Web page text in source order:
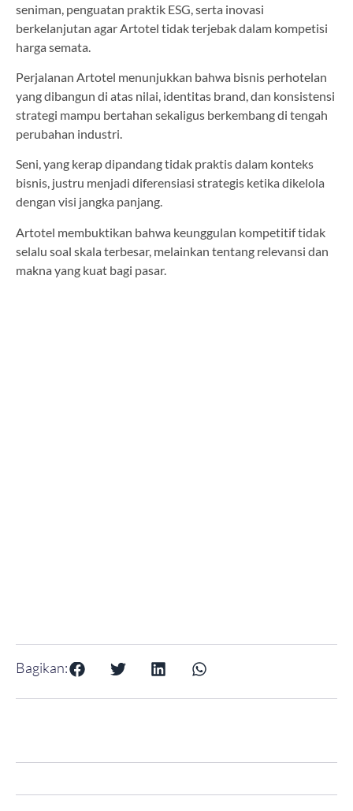
seniman, penguatan praktik ESG, serta inovasi
berkelanjutan agar Artotel tidak terjebak dalam kompetisi
harga semata.
Perjalanan Artotel menunjukkan bahwa bisnis perhotelan
yang dibangun di atas nilai, identitas brand, dan konsistensi
strategi mampu bertahan sekaligus berkembang di tengah
perubahan industri.
Seni, yang kerap dipandang tidak praktis dalam konteks
bisnis, justru menjadi diferensiasi strategis ketika dikelola
dengan visi jangka panjang.
Artotel membuktikan bahwa keunggulan kompetitif tidak
selalu soal skala terbesar, melainkan tentang relevansi dan
makna yang kuat bagi pasar.
Bagikan: